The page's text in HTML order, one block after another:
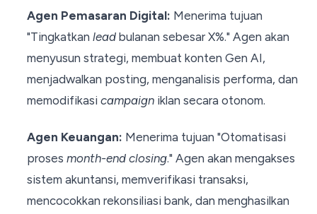
Agen Pemasaran Digital: Menerima tujuan
"Tingkatkan leadbulanan sebesar X%." Agen akan
menyusun strategi, membuat konten Gen AI,
menjadwalkan posting, menganalisis performa, dan
memodifikasi campaigniklan secara otonom.
Agen Keuangan: Menerima tujuan "Otomatisasi
proses month-end closing." Agen akan mengakses
sistem akuntansi, memverifikasi transaksi,
mencocokkan rekonsiliasi bank, dan menghasilkan